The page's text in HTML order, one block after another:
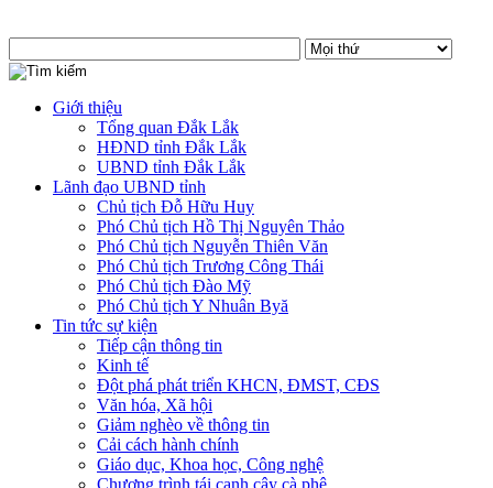
Giới thiệu
Tổng quan Đắk Lắk
HĐND tỉnh Đắk Lắk
UBND tỉnh Đắk Lắk
Lãnh đạo UBND tỉnh
Chủ tịch Đỗ Hữu Huy
Phó Chủ tịch Hồ Thị Nguyên Thảo
Phó Chủ tịch Nguyễn Thiên Văn
Phó Chủ tịch Trương Công Thái
Phó Chủ tịch Đào Mỹ
Phó Chủ tịch Y Nhuân Byă
Tin tức sự kiện
Tiếp cận thông tin
Kinh tế
Đột phá phát triển KHCN, ĐMST, CĐS
Văn hóa, Xã hội
Giảm nghèo về thông tin
Cải cách hành chính
Giáo dục, Khoa học, Công nghệ